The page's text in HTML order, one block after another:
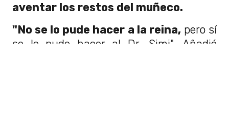
aventar los restos del muñeco.
"No se lo pude hacer a la reina,pero sí
se lo pude hacer al Dr. Simi". Añadió